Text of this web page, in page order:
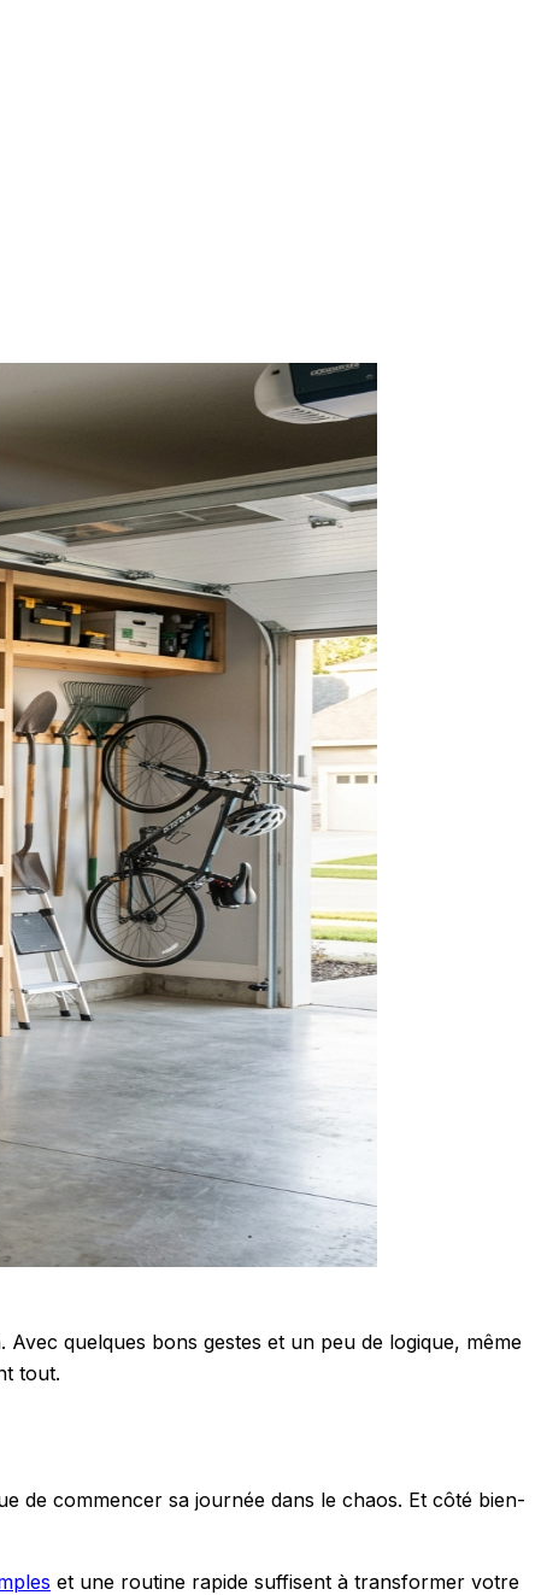
quelques bons gestes et un peu de logique, même
tout.
de commencer sa journée dans le chaos. Et côté bien-
et une routine rapide suffisent à transformer votre